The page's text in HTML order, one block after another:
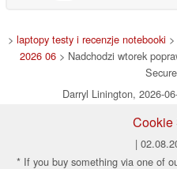
> laptopy testy i recenzje notebooki >
2026 06> Nadchodzi wtorek
Darryl Linington, 2026-
Cookie
|
* If you buy something via one of